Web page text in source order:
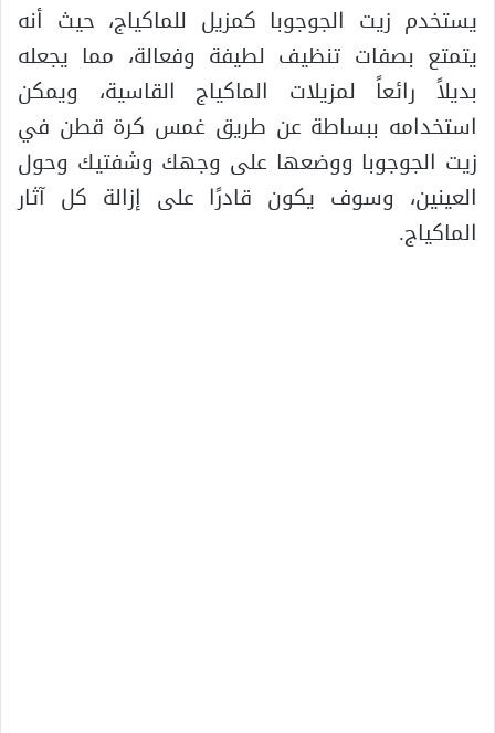
يستخدم زيت الجوجوبا كمزيل للماكياج، حيث أنه
يتمتع بصفات تنظيف لطيفة وفعالة، مما يجعله
بديلاً رائعاً لمزيلات الماكياج القاسية، ويمكن
استخدامه ببساطة عن طريق غمس كرة قطن في
زيت الجوجوبا ووضعها على وجهك وشفتيك وحول
العينين، وسوف يكون قادرًا على إزالة كل آثار
الماكياج.